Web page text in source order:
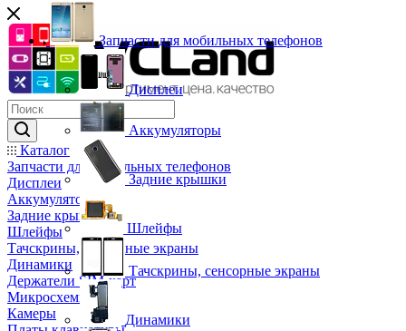
Каталог
Запчасти для мобильных телефонов
Дисплеи
Аккумуляторы
Задние крышки
Шлейфы
Тачскрины, сенсорные экраны
Динамики
Держатели SIM-карт
Микросхемы
Камеры
Запчасти для мобильных телефонов
Дисплеи
Аккумуляторы
Задние крышки
Шлейфы
Тачскрины, сенсорные экраны
Динамики